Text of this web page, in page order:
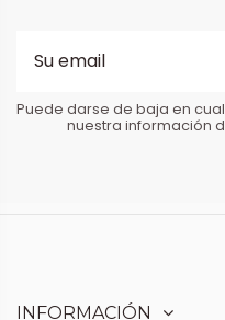
Puede darse de baja en
nuestra información
INFORMACIÓN